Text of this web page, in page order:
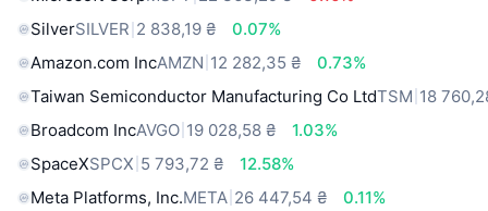
SilverSILVER 2 838,19 ₴
0.07%
Amazon.com IncAMZN 12 282,35 ₴
0.73%
Taiwan Semiconductor Manufacturing Co LtdTSM 18
Broadcom IncAVGO 19 028,58 ₴
1.03%
SpaceXSPCX 5 793,72 ₴
12.58%
Meta Platforms, Inc.META 26 447,54 ₴
0.11%